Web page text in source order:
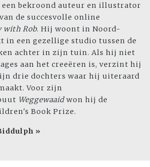
een bekroond auteur en illustrator
de succesvolle online
with Rob. Hij woont in Noord-
in een gezellige studio tussen de
achter in zijn tuin. Als hij niet
aan het creeëren is, verzint hij
drie dochters waar hij uiteraard
Voor zijn
Weggewaaid won hij de
Book Prize.
»